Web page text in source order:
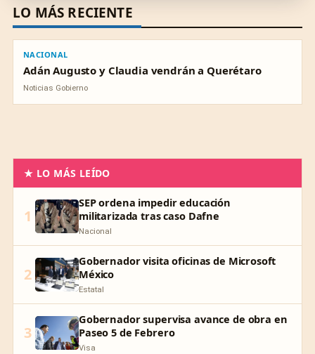
LO MÁS RECIENTE
NACIONAL
Adán Augusto y Claudia vendrán a Querétaro
Noticias Gobierno
★ LO MÁS LEÍDO
1
SEP ordena impedir educación
militarizada tras caso Dafne
Nacional
2
Gobernador visita oficinas de Microsoft
México
Estatal
3
Gobernador supervisa avance de obra en
Paseo 5 de Febrero
Visa